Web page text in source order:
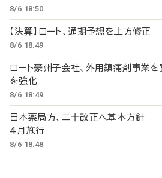
8/6 18:50
【決算】ロート、通期予想を上方修
8/6 18:49
ロート豪州子会社、外用鎮痛剤事業
を強化
8/6 18:49
日本薬局方、二十改正へ基本方針
4月施行
8/6 18:48